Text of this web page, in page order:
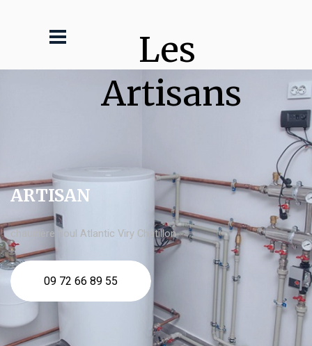
Les
Artisans
ARTISAN
chaudière fioul Atlantic Viry Châtillon
09 72 66 89 55